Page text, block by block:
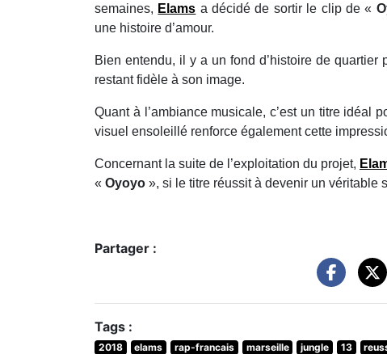
semaines, Elams a décidé de sortir le clip de «
une histoire d’amour.
Bien entendu, il y a un fond d’histoire de
restant fidèle à son image.
Quant à l’ambiance musicale, c’est un titre idéal
visuel ensoleillé renforce également cette
Concernant la suite de l’exploitation du projet,
« Oyoyo », si le titre réussit à devenir un véritable
Partager :
Tags :
2018 elams rap-francais marseille jungle 13